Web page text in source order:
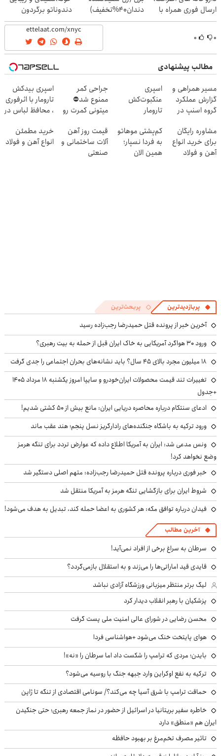
ارسال فوری همراه با
پک یخ!
دندان40%تخفیف)
دندوناتو برگردون
(40%off)
۰ ۰
مطالب پیشنهادی
مسیر همراهی و
گزارش عملکرد
گروه اسنپ در
اسپری
عنکبوت‌‌کش
تارومار
عنکبوت
جراحی کمر
ممنوع شد⛔
میتونی کمرت رو
کنی! 👈🏻
پرسش‌نامه
اسپری بیدکش
تارومار با اثرفوری
، محافظ لباس در
مشاوره رایگان
برای خرید انواع
آهن و فولاد
کم‌پشتی موهاتو
به فردا نسپار؛
همین الان
قیمت روز آهن
آلات ساختمانی و
صنعتی
خرید مطمئن
انواع آهن و فولاد
پربازدیدترین پربحث‌ترین
آخرین خبر از پرونده قتل حمیدرضا رجب‌زاده رسید
ورود ۳۰ هواگرد آمریکایی به خاک ایران قبل از حمله به بیت رهبری؟
۱۸ میلیون مجرد بالای ۴۵ سال؟ باید نشانه‌های بحران اجتماعی را جدی گرفت
تغییرات تند قیمت محصولات ایران‌خودرو و سایپا امروز یکشنبه ۱۸ مرداد ۱۴۰۵
+جدول
ادعای سنتکام درباره محاصره دریایی ایران: مانع بیش از ۵۰ کشتی شدیم!
ورود ترکیه به باشگاه جنگنده‌های رادارگریز نسل پنجم؛ هند عقب ماند
ونس مدعی شد: ایران به آمریکا اطلاع داده که عوارض تردد برای تنگه هرمز
وضع نخواهد کرد!
خبر فوری درباره پرونده قتل حمیدرضا رجب‌زاده: متهم اصلی دستگیر شد
شروط ایران برای بازگشایی تنگه هرمز به آمریکا منتقل شد
فیدان درباره توافق مکه: هر کشوری به اعضا حمله کند، تبدیل به هدف می‌شود!
آخرین مطالب
سرطان به سراغ برخی از افراد نمی‌آید!
قایدی قید اماراتی‌ها را می‌زند و به استقلال بازمی‌گردد؟
لیگ برتر منتظر میزبانی ورزشگاه آزادی نباشد
پزشکیان با رهبر انقلاب دیدار کرد
محسن رضایی در شورای عالی امنیت ملی پست گرفت
هوای پایتخت خنک می‌شود +هواشناسی فردا
بایدن؛ مردی که ترامپ را شکست داد اما سرطان را «نه»!
ترکیه به نفع اوکراین وارد جبهه جنگ با روسیه می‌شود؟
حماقت ترامپ با شرق آسیا چه می‌کند؟/ سونامی اقتصادی از تنگه تا ژاپن
خاطره سفیر بریتانیا در اسرائیل از حضور در نماز جمعه رهبری؛ حتی جنگیدن
ایران هم «منطق» دارد
تاثیر مصرف تخم‌مرغ بر بهبود حافظه